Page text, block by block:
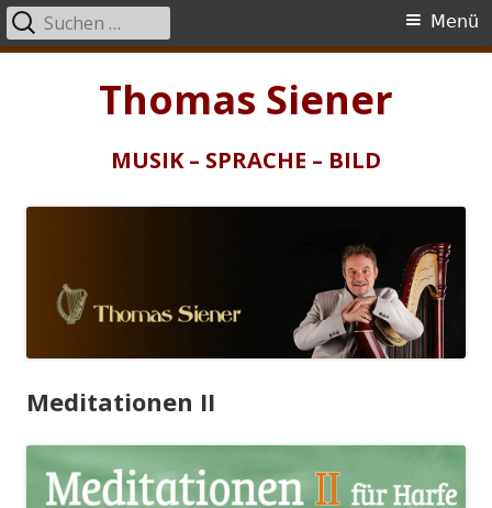
Thomas Siener
MUSIK – SPRACHE – BILD
Primäres
Menü
Suchen
nach:
Meditationen II